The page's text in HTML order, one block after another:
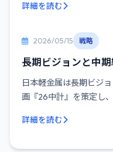
詳細を読む
2026/05/15 戦略
長期ビジョンと中
日本軽金属は長期ビジ
画『26中計』を策定し
詳細を読む